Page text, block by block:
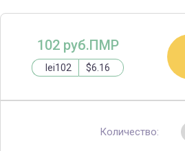
102 руб.ПМР
lei102 $6.16
Количество: